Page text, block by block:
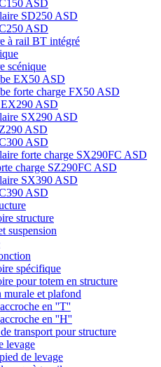
ASD
SD250 ASD
ASD
à rail BT intégré
scénique
EX50 ASD
forte charge FX50 ASD
ASD
SX290 ASD
ASD
ASD
forte charge SX290FC ASD
charge SZ290FC ASD
SX390 ASD
ASD
structure
suspension
spécifique
pour totem en structure
murale et plafond
en ''T''
en ''H''
transport pour structure
levage
de levage